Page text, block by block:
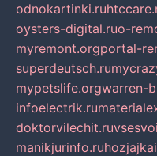
odnokartinki.ru
oysters-digital.ruo-
myremont.orgportal-
superdeutsch.ru
mypetslife.orgwarren-
infoelectrik.ru
doktorvilechit.ru
manikjurinfo.ru